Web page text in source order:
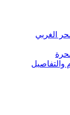
الغربي
والتفاصيل